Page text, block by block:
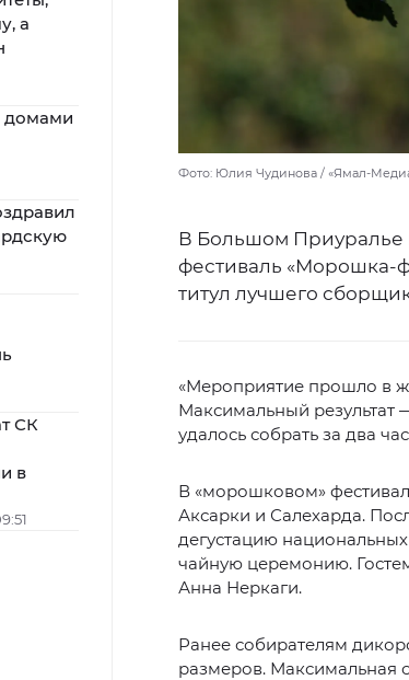
а
домами
СК
в
Фото: Юлия Чудинова / «Ямал-
В Большом Приуралье
фестиваль «Морошка-
титул лучшего
«Мероприятие прошло в
Максимальный результат
удалось собрать за два
В «морошковом»
Аксарки и Салехарда.
дегустацию
чайную церемонию.
Анна Неркаги.
Ранее собирателям
размеров. Максимальная